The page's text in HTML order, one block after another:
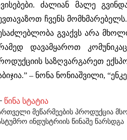
ძალიან მალე
ჩვენს
გვაქვს არა
დავამყაროთ
საზღვარგარეთ
– ნონა ნონიაშვილი,
წინა სტატია
მეწარმეების პროდუქცია
ინდუსტრიის წინაშე წარსდგა